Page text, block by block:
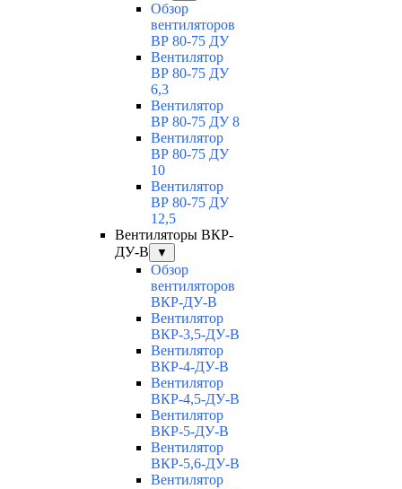
Обзор
вентиляторов
ВР 80-75 ДУ
Вентилятор
ВР 80-75 ДУ
6,3
Вентилятор
ВР 80-75 ДУ 8
Вентилятор
ВР 80-75 ДУ
10
Вентилятор
ВР 80-75 ДУ
12,5
Вентиляторы ВКР-
ДУ-В
▼
Обзор
вентиляторов
ВКР-ДУ-В
Вентилятор
ВКР-3,5-ДУ-В
Вентилятор
ВКР-4-ДУ-В
Вентилятор
ВКР-4,5-ДУ-В
Вентилятор
ВКР-5-ДУ-В
Вентилятор
ВКР-5,6-ДУ-В
Вентилятор